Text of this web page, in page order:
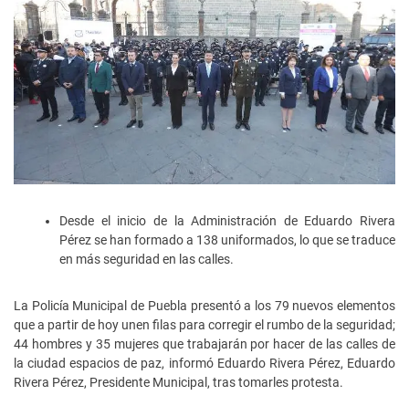
Desde el inicio de la Administración de Eduardo Rivera
Pérez se han formado a 138 uniformados, lo que se traduce
en más seguridad en las calles.
La Policía Municipal de Puebla presentó a los 79 nuevos elementos
que a partir de hoy unen filas para corregir el rumbo de la seguridad;
44 hombres y 35 mujeres que trabajarán por hacer de las calles de
la ciudad espacios de paz, informó Eduardo Rivera Pérez, Eduardo
Rivera Pérez, Presidente Municipal, tras tomarles protesta.